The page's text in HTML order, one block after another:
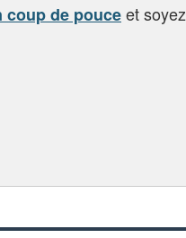
coup de pouceet soyez